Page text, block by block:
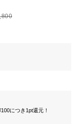
につき1pt還元！